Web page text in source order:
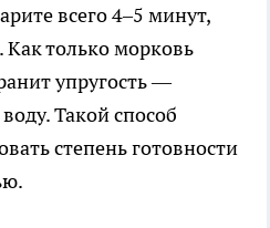
всего 4–5 минут,
только морковь
упругость —
Такой способ
степень готовности